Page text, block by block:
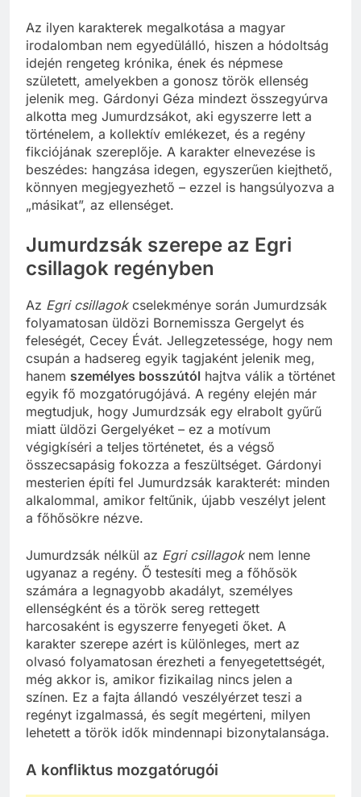
Az ilyen karakterek megalkotása a magyar
irodalomban nem egyedülálló, hiszen a hódoltság
idején rengeteg krónika, ének és népmese
született, amelyekben a gonosz török ellenség
jelenik meg. Gárdonyi Géza mindezt összegyúrva
alkotta meg Jumurdzsákot, aki egyszerre lett a
történelem, a kollektív emlékezet, és a regény
fikciójának szereplője. A karakter elnevezése is
beszédes: hangzása idegen, egyszerűen kiejthető,
könnyen megjegyezhető – ezzel is hangsúlyozva a
„másikat”, az ellenséget.
Jumurdzsák szerepe az Egri
csillagok regényben
Az Egri csillagokcselekménye során Jumurdzsák
folyamatosan üldözi Bornemissza Gergelyt és
feleségét, Cecey Évát. Jellegzetessége, hogy nem
csupán a hadsereg egyik tagjaként jelenik meg,
hanem személyes bosszútól hajtva válik a történet
egyik fő mozgatórugójává. A regény elején már
megtudjuk, hogy Jumurdzsák egy elrabolt gyűrű
miatt üldözi Gergelyéket – ez a motívum
végigkíséri a teljes történetet, és a végső
összecsapásig fokozza a feszültséget. Gárdonyi
mesterien építi fel Jumurdzsák karakterét: minden
alkalommal, amikor feltűnik, újabb veszélyt jelent
a főhősökre nézve.
Jumurdzsák nélkül az Egri csillagoknem lenne
ugyanaz a regény. Ő testesíti meg a főhősök
számára a legnagyobb akadályt, személyes
ellenségként és a török sereg rettegett
harcosaként is egyszerre fenyegeti őket. A
karakter szerepe azért is különleges, mert az
olvasó folyamatosan érezheti a fenyegetettségét,
még akkor is, amikor fizikailag nincs jelen a
színen. Ez a fajta állandó veszélyérzet teszi a
regényt izgalmassá, és segít megérteni, milyen
lehetett a török idők mindennapi bizonytalansága.
A konfliktus mozgatórugói